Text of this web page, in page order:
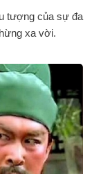
tượng của sự đa
xa vời.